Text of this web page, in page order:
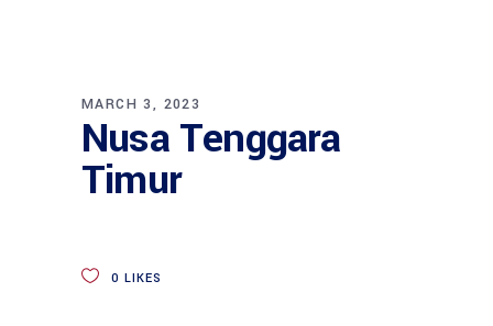
MARCH 3, 2023
Nusa Tenggara
Timur
0 LIKES